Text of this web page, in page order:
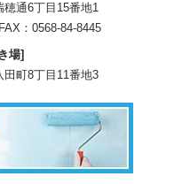
穂通6丁目15番地1
：0568-84-8445
場]
田町8丁目11番地3